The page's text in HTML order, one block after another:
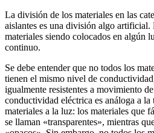
La división de los materiales en las
aislantes es una división algo artificial.
materiales siendo colocados en algún
continuo.
Se debe entender que no todos los
tienen el mismo nivel de
igualmente resistentes a movimiento
conductividad eléctrica es análoga a la
materiales a la luz: los materiales que
se llaman «transparentes», mientras